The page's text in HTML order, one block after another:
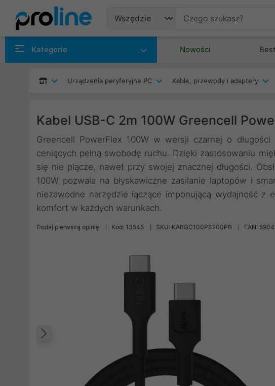
Kategorie Nowości
Urządzenia peryferyjne PC Kable, przewody i adaptery
Kabel USB-C 2m 100W Greencell
Greencell PowerFlex 100W w wersji czarnej o
ceniących pełną swobodę ruchu. Dzięki zastosowaniu
się nie plącze, nawet przy swojej znacznej długości.
100W pozwala na błyskawiczne zasilanie laptopów i
niezawodne narzędzie łączące imponującą wydajność z
komfort w każdych warunkach.
Dodaj pierwszą opinię Kod: 13545 SKU: KABGC100PS200PB EAN: